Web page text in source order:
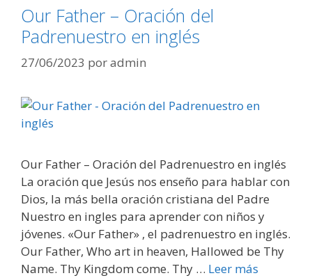
Our Father – Oración del
Padrenuestro en inglés
27/06/2023 poradmin
Our Father – Oración del Padrenuestro en inglés
La oración que Jesús nos enseño para hablar con
Dios, la más bella oración cristiana del Padre
Nuestro en ingles para aprender con niños y
jóvenes. «Our Father» , el padrenuestro en inglés.
Our Father, Who art in heaven, Hallowed be Thy
Name. Thy Kingdom come. Thy … Leer más